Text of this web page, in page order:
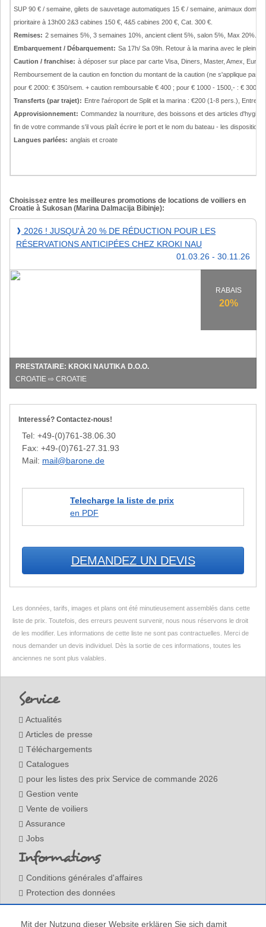
SUP 90 € / semaine, gilets de sauvetage automatiques 15 € / semaine, animaux
prioritaire à 13h00 2&3 cabines 150 €, 4&5 cabines 200 €, Cat. 300 €.
Remises: 2 semaines 5%, 3 semaines 10%, ancient client 5%, salon 5%, Max 20%.
Embarquement / Débarquement: Sa 17h/ Sa 09h. Retour à la marina avec le plein
Caution / franchise: à déposer sur place par carte Visa, Diners, Master, Amex,
Remboursement de la caution en fonction du montant de la caution (ne s'applique pas
pour € 2000: € 350/sem. + caution remboursable € 400 ; pour € 1000 - 1500,- : € 300/
Transferts (par trajet): Entre l'aéroport de Split et la marina : €200 (1-8 pers.), Entre
Approvisionnement: Commandez la nourriture, des boissons et des articles
fin de votre commande s'il vous plaît écrire le port et le nom du bateau - les
Langues parlées: anglais et croate
Choisissez entre les meilleures promotions de locations de voiliers en
Croatie à Sukosan (Marina Dalmacija Bibinje):
2026
Jusqu'à
%
anticipées
chez
Kroki
❱ 2026 ! JUSQU'À 20 % DE RÉDUCTION POUR LES
RÉSERVATIONS ANTICIPÉES CHEZ KROKI NAU
01.03.26 - 30.11.26
RABAIS
20%
PRESTATAIRE: KROKI NAUTIKA D.O.O.
CROATIE ⇨ CROATIE
Interessé? Contactez-nous!
Tel: +49-(0)761-38.06.30
Fax: +49-(0)761-27.31.93
Mail: mail@barone.de
Telecharge la liste de prix
en PDF
DEMANDEZ UN DEVIS
Les données, tarifs, images et plans ont été minutieusement assemblés dans cette
liste de prix. Toutefois, des erreurs peuvent survenir, nous nous réservons le droit
de les modifier. Les informations de cette liste ne sont pas contractuelles. Merci de
nous demander un devis individuel. Dès la sortie de ces informations, toutes les
anciennes ne sont plus valables.
Service
Actualités
Articles de presse
Téléchargements
Catalogues
pour les listes des prix Service de commande 2026
Gestion vente
Vente de voiliers
Assurance
Jobs
Informations
Conditions générales d'affaires
Protection des données
Mentions légales
Contact
Mit der Nutzung dieser Website erklären Sie sich damit